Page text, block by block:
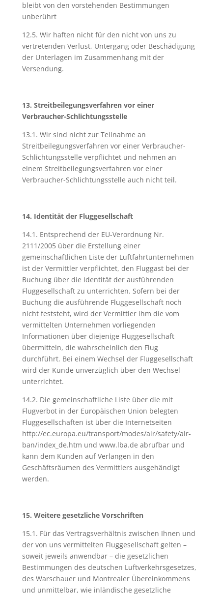
bleibt von den vorstehenden Bestimmungen
unberührt
12.5. Wir haften nicht für den nicht von uns zu
vertretenden Verlust, Untergang oder Beschädigung
der Unterlagen im Zusammenhang mit der
Versendung.
13. Streitbeilegungsverfahren vor einer
Verbraucher-Schlichtungsstelle
13.1. Wir sind nicht zur Teilnahme an
Streitbeilegungsverfahren vor einer Verbraucher-
Schlichtungsstelle verpflichtet und nehmen an
einem Streitbeilegungsverfahren vor einer
Verbraucher-Schlichtungsstelle auch nicht teil.
14. Identität der Fluggesellschaft
14.1. Entsprechend der EU-Verordnung Nr.
2111/2005 über die Erstellung einer
gemeinschaftlichen Liste der Luftfahrtunternehmen
ist der Vermittler verpflichtet, den Fluggast bei der
Buchung über die Identität der ausführenden
Fluggesellschaft zu unterrichten. Sofern bei der
Buchung die ausführende Fluggesellschaft noch
nicht feststeht, wird der Vermittler ihm die vom
vermittelten Unternehmen vorliegenden
Informationen über diejenige Fluggesellschaft
übermitteln, die wahrscheinlich den Flug
durchführt. Bei einem Wechsel der Fluggesellschaft
wird der Kunde unverzüglich über den Wechsel
unterrichtet.
14.2. Die gemeinschaftliche Liste über die mit
Flugverbot in der Europäischen Union belegten
Fluggesellschaften ist über die Internetseiten
http://ec.europa.eu/transport/modes/air/safety/air-
ban/index_de.htm und www.lba.de abrufbar und
kann dem Kunden auf Verlangen in den
Geschäftsräumen des Vermittlers ausgehändigt
werden.
15. Weitere gesetzliche Vorschriften
15.1. Für das Vertragsverhältnis zwischen Ihnen und
der von uns vermittelten Fluggesellschaft gelten –
soweit jeweils anwendbar – die gesetzlichen
Bestimmungen des deutschen Luftverkehrsgesetzes,
des Warschauer und Montrealer Übereinkommens
und unmittelbar, wie inländische gesetzliche